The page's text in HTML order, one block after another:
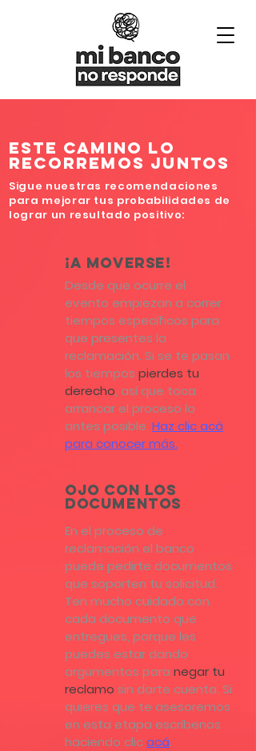
ESTE CAMINO LO
RECORREMOS JUNTOS
Sigue nuestras recomendaciones
para mejorar tus probabilidades de
lograr un resultado positivo:
¡A moverse!
Desde que ocurre el
evento empiezan a correr
tiempos específicos para
que presentes la
reclamación. Si se te pasan
los tiempos pierdes tu
derecho, así que toca
arrancar el proceso lo
antes posible. Haz clic acá
para conocer más.
OJO CON LOS
DOCUMENTOS
En el proceso de
reclamación el banco
puede pedirte documentos
que soporten tu solicitud.
Ten mucho cuidado con
cada documento que
entregues, porque les
puedes estar dando
argumentos para negar tu
reclamo sin darte cuenta. Si
quieres que te asesoremos
en esta etapa escríbenos
haciendo clicacá.